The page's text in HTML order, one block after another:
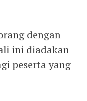
dengan
ini diadakan
peserta yang